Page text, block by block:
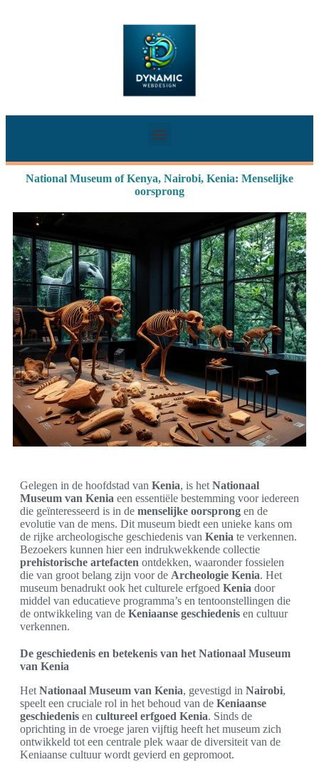
National Museum of Kenya, Nairobi, Kenia: Menselijke
oorsprong
Gelegen in de hoofdstad van Kenia, is het Nationaal
Museum van Kenia een essentiële bestemming voor iedereen
die geïnteresseerd is in de menselijke oorsprong en de
evolutie van de mens. Dit museum biedt een unieke kans om
de rijke archeologische geschiedenis van Kenia te verkennen.
Bezoekers kunnen hier een indrukwekkende collectie
prehistorische artefacten ontdekken, waaronder fossielen
die van groot belang zijn voor de Archeologie Kenia. Het
museum benadrukt ook het culturele erfgoed Kenia door
middel van educatieve programma’s en tentoonstellingen die
de ontwikkeling van de Keniaanse geschiedenis en cultuur
verkennen.
De geschiedenis en betekenis van het Nationaal Museum
van Kenia
Het Nationaal Museum van Kenia, gevestigd in Nairobi,
speelt een cruciale rol in het behoud van de Keniaanse
geschiedenis en cultureel erfgoed Kenia. Sinds de
oprichting in de vroege jaren vijftig heeft het museum zich
ontwikkeld tot een centrale plek waar de diversiteit van de
Keniaanse cultuur wordt gevierd en gepromoot.